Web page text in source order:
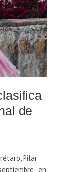
de
Pilar
en